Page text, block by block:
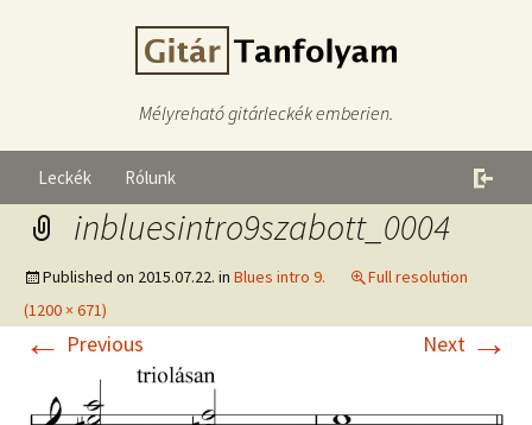
Mélyreható gitárleckék emberien.
Leckék Rólunk
inbluesintro9szabott_0004
Published on 2015.07.22. in Blues intro 9.
Full resolution
(1200 × 671)
← Previous Next →